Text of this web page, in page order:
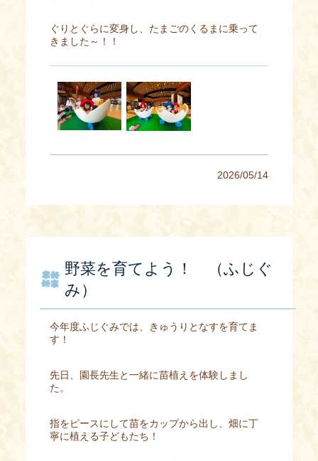
ぐりとぐらに変身し、たまごのくるまに乗って
きました～！！
2026/05/14
野菜を育てよう！ （ふじぐ
み）
今年度ふじぐみでは、きゅうりとなすを育てま
す！
先日、園長先生と一緒に苗植えを体験しまし
た。
指をピースにして苗をカップから出し、畑に丁
寧に植える子どもたち！